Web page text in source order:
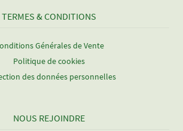
TERMES & CONDITIONS
Générales de Vente
Politique de cookies
des données personnelles
NOUS REJOINDRE